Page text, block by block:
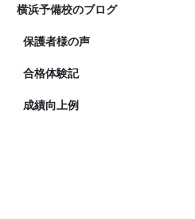
横浜予備校のブログ
保護者様の声
合格体験記
成績向上例